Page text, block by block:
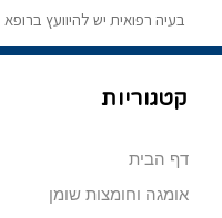
בעיה רפואית יש להיוועץ
קטגוריות
דף הבית
אומגה וחומצות שומן